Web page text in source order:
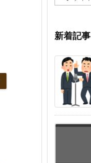
新着記事